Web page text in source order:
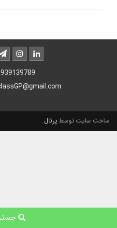
جستجو
ساخت سایت توسطپرتال